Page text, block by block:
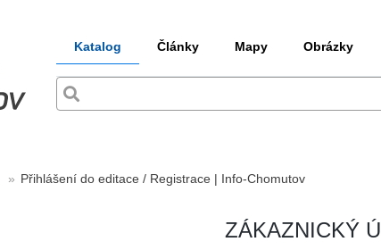
Katalog Články Mapy Obrázky
Přihlášení do editace / Registrace | Info-Chomutov
ZÁKAZNICKÝ